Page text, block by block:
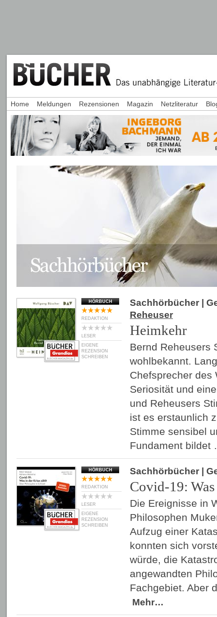
HÖRBUCH
REDAKTION
LESER
EIGENE
REZENSION
SCHREIBEN
Sachhörbücher |
Reheuser
Heimkehr
Bernd Reheusers
wohlbekannt.
Chefsprecher des
Seriosität und
und Reheusers
ist es erstaunlich
Stimme sensibel
Fundament
HÖRBUCH
REDAKTION
LESER
EIGENE
REZENSION
SCHREIBEN
Sachhörbücher |
Covid-19:
Die Ereignisse in
Philosophen
Aufzug einer
konnten sich
würde, die
angewandten
Fachgebiet. Aber
Mehr…
Home Meldungen Rezensionen Magazin Netzliteratur